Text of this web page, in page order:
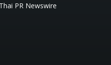
PR Newswire